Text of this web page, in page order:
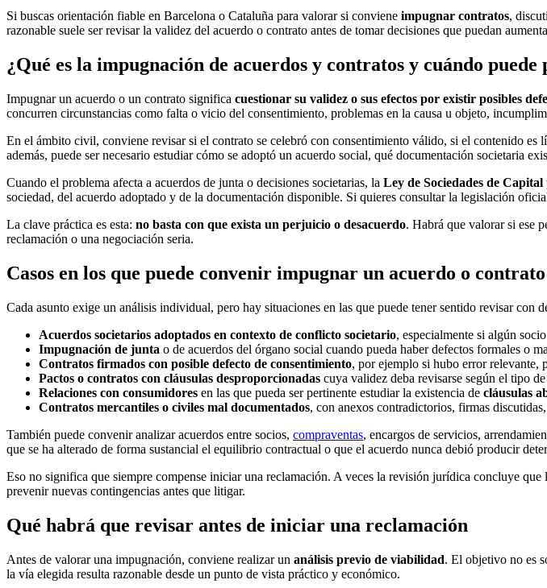
Si buscas orientación fiable en Barcelona o Cataluña para valorar si conviene impugnar contratos,
razonable suele ser revisar la validez del acuerdo o contrato antes de tomar decisiones que puedan
¿Qué es la impugnación de acuerdos y contratos y cuándo puede
Impugnar un acuerdo o un contrato significa cuestionar su validez o sus efectos por existir posibles
concurren circunstancias como falta o vicio del consentimiento, problemas en la causa u objeto,
En el ámbito civil, conviene revisar si el contrato se celebró con consentimiento válido, si el contenido
además, puede ser necesario estudiar cómo se adoptó un acuerdo social, qué documentación societaria
Cuando el problema afecta a acuerdos de junta o decisiones societarias, la Ley de Sociedades de Capital
sociedad, del acuerdo adoptado y de la documentación disponible. Si quieres consultar la legislación
La clave práctica es esta: no basta con que exista un perjuicio o desacuerdo. Habrá que valorar si ese
reclamación o una negociación seria.
Casos en los que puede convenir impugnar un acuerdo o contrato
Cada asunto exige un análisis individual, pero hay situaciones en las que puede tener sentido revisar con
Acuerdos societarios adoptados en contexto de conflicto societario, especialmente si algún
Impugnación de junta o de acuerdos del órgano social cuando pueda haber defectos formales o
Contratos firmados con posible defecto de consentimiento, por ejemplo si hubo error relevante,
Pactos o contratos con cláusulas desproporcionadas cuya validez deba revisarse según el tipo
Relaciones con consumidores en las que pueda ser pertinente estudiar la existencia de cláusulas
Contratos mercantiles o civiles mal documentados, con anexos contradictorios, firmas
También puede convenir analizar acuerdos entre socios, compraventas, encargos de servicios,
que se ha alterado de forma sustancial el equilibrio contractual o que el acuerdo nunca debió producir
Eso no significa que siempre compense iniciar una reclamación. A veces la revisión jurídica concluye
prevenir nuevas contingencias antes que litigar.
Qué habrá que revisar antes de iniciar una reclamación
Antes de valorar una impugnación, conviene realizar un análisis previo de viabilidad. El objetivo no es
la vía elegida resulta razonable desde un punto de vista práctico y económico.